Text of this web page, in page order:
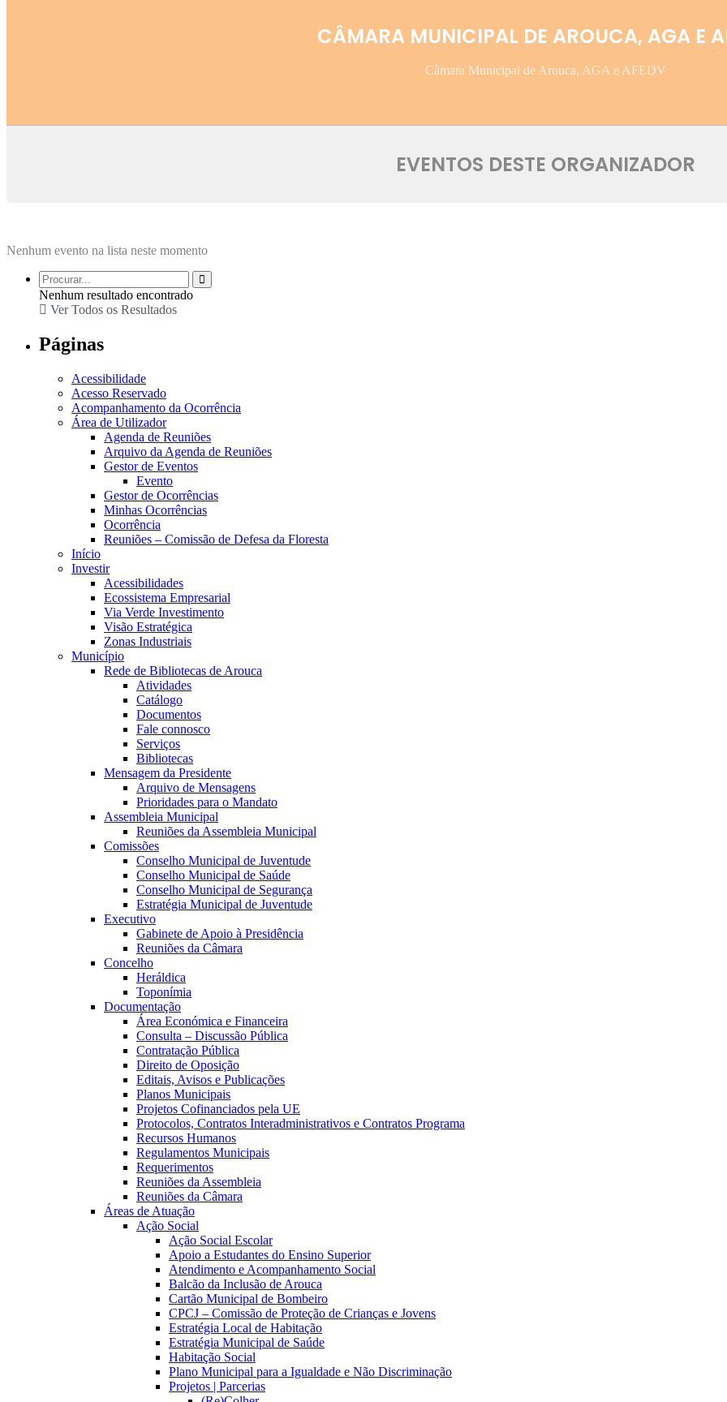
CÂMARA MUNICIPAL DE AROUCA, AGA E
Câmara Municipal de Arouca, AGA e AFEDV
EVENTOS DESTE ORGANIZADOR
Nenhum evento na lista neste momento
Nenhum resultado encontrado
Ver Todos os Resultados
Páginas
Acessibilidade
Acesso Reservado
Acompanhamento da Ocorrência
Área de Utilizador
Agenda de Reuniões
Arquivo da Agenda de Reuniões
Gestor de Eventos
Evento
Gestor de Ocorrências
Minhas Ocorrências
Ocorrência
Reuniões – Comissão de Defesa da Floresta
Início
Investir
Acessibilidades
Ecossistema Empresarial
Via Verde Investimento
Visão Estratégica
Zonas Industriais
Município
Rede de Bibliotecas de Arouca
Atividades
Catálogo
Documentos
Fale connosco
Serviços
Bibliotecas
Mensagem da Presidente
Arquivo de Mensagens
Prioridades para o Mandato
Assembleia Municipal
Reuniões da Assembleia Municipal
Comissões
Conselho Municipal de Juventude
Conselho Municipal de Saúde
Conselho Municipal de Segurança
Estratégia Municipal de Juventude
Executivo
Gabinete de Apoio à Presidência
Reuniões da Câmara
Concelho
Heráldica
Toponímia
Documentação
Área Económica e Financeira
Consulta – Discussão Pública
Contratação Pública
Direito de Oposição
Editais, Avisos e Publicações
Planos Municipais
Projetos Cofinanciados pela UE
Protocolos, Contratos Interadministrativos e Contratos Programa
Recursos Humanos
Regulamentos Municipais
Requerimentos
Reuniões da Assembleia
Reuniões da Câmara
Áreas de Atuação
Ação Social
Ação Social Escolar
Apoio a Estudantes do Ensino Superior
Atendimento e Acompanhamento Social
Balcão da Inclusão de Arouca
Cartão Municipal de Bombeiro
CPCJ – Comissão de Proteção de Crianças e Jovens
Estratégia Local de Habitação
Estratégia Municipal de Saúde
Habitação Social
Plano Municipal para a Igualdade e Não Discriminação
Projetos | Parcerias